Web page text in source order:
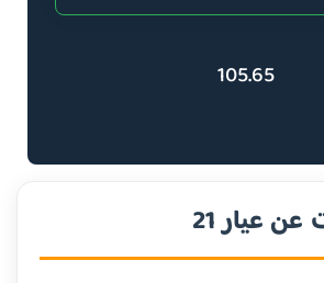
105.65
عيار 21